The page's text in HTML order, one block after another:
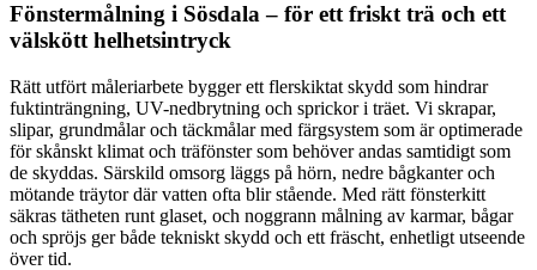
Fönstermålning i Sösdala – för ett friskt trä och ett
välskött helhetsintryck
Rätt utfört måleriarbete bygger ett flerskiktat skydd som hindrar
fuktinträngning, UV-nedbrytning och sprickor i träet. Vi skrapar,
slipar, grundmålar och täckmålar med färgsystem som är optimerade
för skånskt klimat och träfönster som behöver andas samtidigt som
de skyddas. Särskild omsorg läggs på hörn, nedre bågkanter och
mötande träytor där vatten ofta blir stående. Med rätt fönsterkitt
säkras tätheten runt glaset, och noggrann målning av karmar, bågar
och spröjs ger både tekniskt skydd och ett fräscht, enhetligt utseende
över tid.